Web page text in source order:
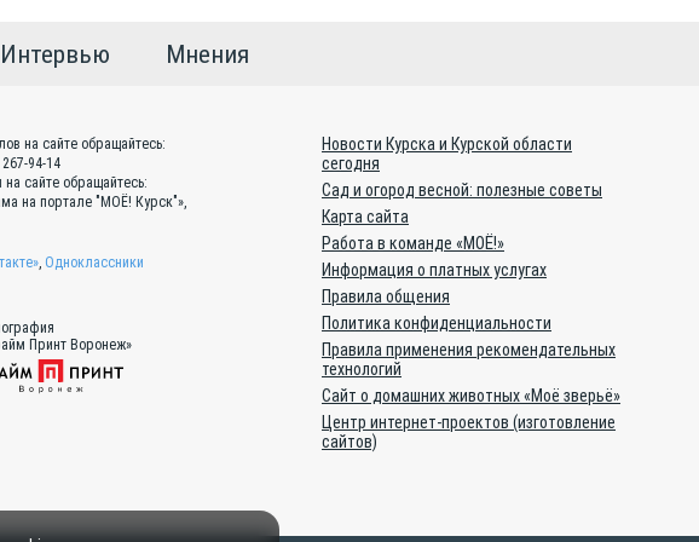
Интервью Мнения
на сайте обращайтесь:
94-14
сайте обращайтесь:
на портале "МОЁ! Курск"»,
, Одноклассники
Принт Воронеж»
Новости Курска и Курской области
сегодня
Сад и огород весной: полезные советы
Карта сайта
Работа в команде «МОЁ!»
Информация о платных услугах
Правила общения
Политика конфиденциальности
Правила применения рекомендательных
технологий
Сайт о домашних животных «Моё зверьё»
Центр интернет-проектов (изготовление
сайтов)